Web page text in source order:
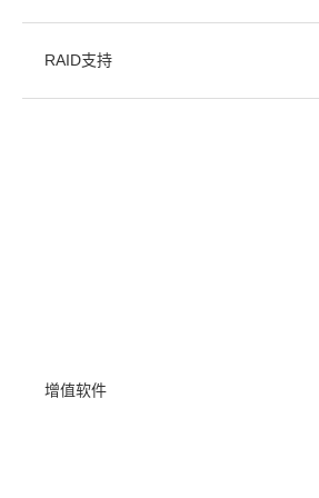
RAID支持
增值软件